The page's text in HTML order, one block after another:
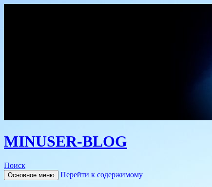
MINUSER-BLOG
Поиск
Основное меню Перейти к содержимому